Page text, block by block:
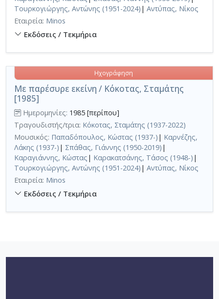
Τουρκογιώργης, Αντώνης (1951-2024) | Αντύπας, Νίκος
Εταιρεία: Minos
Εκδόσεις / Τεκμήρια
Με παρέσυρε εκείνη / Κόκοτας, Σταμάτης
[1985]
Ηχογράφηση
Ημερομηνίες: 1985 [περίπου]
Τραγουδιστής/τρια: Κόκοτας, Σταμάτης (1937-2022)
Μουσικός: Παπαδόπουλος, Κώστας (1937-) | Καρνέζης,
Λάκης (1937-) | Σπάθας, Γιάννης (1950-2019) |
Καραγιάννης, Κώστας | Καρακατσάνης, Τάσος (1948-) |
Τουρκογιώργης, Αντώνης (1951-2024) | Αντύπας, Νίκος
Εταιρεία: Minos
Εκδόσεις / Τεκμήρια